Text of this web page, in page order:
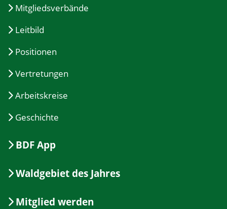
Mitgliedsverbände
Leitbild
Positionen
Vertretungen
Arbeitskreise
Geschichte
BDF App
Waldgebiet des Jahres
Mitglied werden